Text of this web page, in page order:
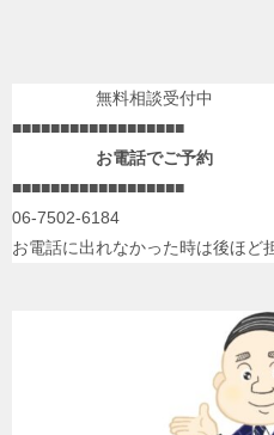
無料相談受付中
■■■■■■■■■■■■■■■■■■
お電話でご予約
■■■■■■■■■■■■■■■■■■
06-7502-6184
お電話に出れなかった時は後ほど